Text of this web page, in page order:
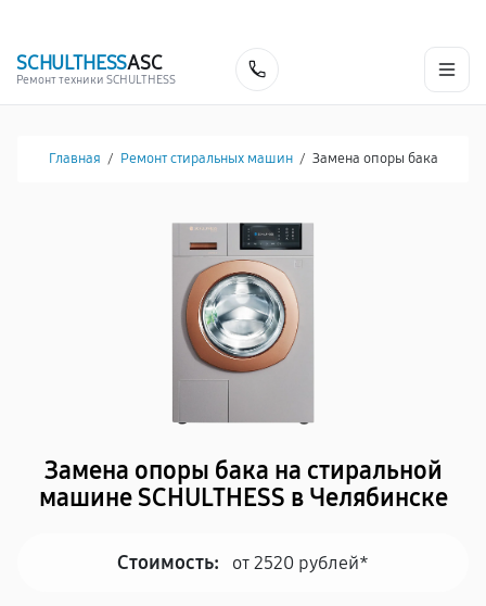
SCHULTHESSASC
Ремонт техники SCHULTHESS
Главная / Ремонт стиральных машин / Замена опоры бака
Замена опоры бака на стиральной
машине SCHULTHESS в Челябинске
Стоимость: от 2520 рублей*